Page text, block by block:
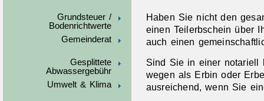
Grundsteuer /
Bodenrichtwerte
Gemeinderat
Gesplittete
Abwassergebühr
Umwelt & Klima
Haben Sie nicht den
einen Teilerbschein über
auch einen
Sind Sie in einer notariell
wegen als Erbin oder
ausreichend, wenn Sie